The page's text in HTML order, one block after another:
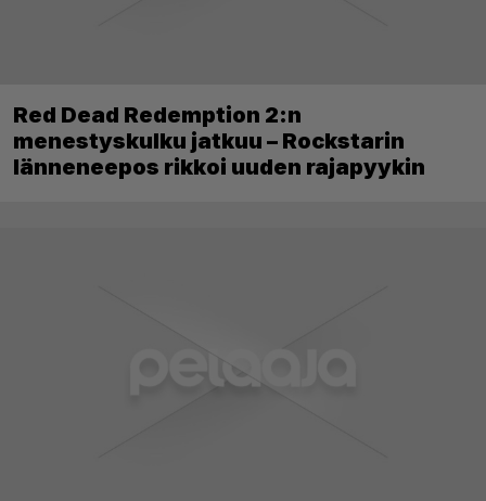
Red Dead Redemption 2:n
menestyskulku jatkuu – Rockstarin
länneneepos rikkoi uuden rajapyykin